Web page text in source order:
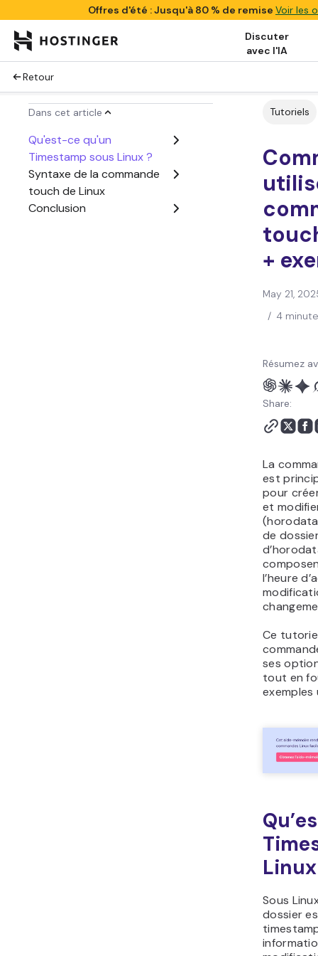
Offres d'été : Jusqu'à 80 % de remise Voir les
Discuter
avec l'IA
Retour
Dans cet article
Qu'est-ce qu'un
Timestamp sous Linux ?
Syntaxe de la commande
touch de Linux
Conclusion
Tutoriels
+
May 21,
/ 4
Résumez
Share:
La
est
pour
et
de
l’heure
Ce
ses
tout en
exemples
Sous
dossier